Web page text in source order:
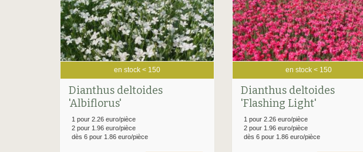
en stock < 150
Dianthus deltoides
'Albiflorus'
1 pour 2.26 euro/pièce
2 pour 1.96 euro/pièce
dès 6 pour 1.86 euro/pièce
en stock < 150
Dianthus deltoides
'Flashing Light'
1 pour 2.26 euro/pièce
2 pour 1.96 euro/pièce
dès 6 pour 1.86 euro/pièce